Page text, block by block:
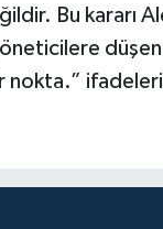
Bu kararı